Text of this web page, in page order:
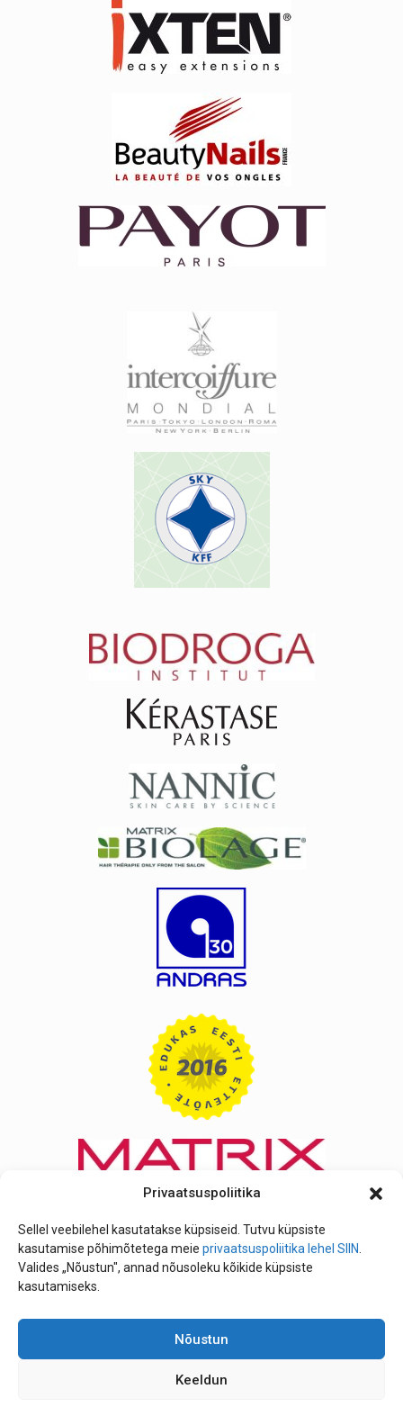
Privaatsuspoliitika
Sellel veebilehel kasutatakse küpsiseid. Tutvu küpsiste
kasutamise põhimõtetega meie privaatsuspoliitika lehel SIIN
Valides „Nõustun", annad nõusoleku kõikide küpsiste
kasutamiseks.
Nõustun
Keeldun